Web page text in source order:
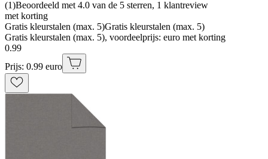
(1)Beoordeeld met 4.0 van de 5 sterren, 1 klantreview
met korting
Gratis kleurstalen (max. 5)Gratis kleurstalen (max. 5)
Gratis kleurstalen (max. 5), voordeelprijs: euro met korting
0.99
Prijs: 0.99 euro